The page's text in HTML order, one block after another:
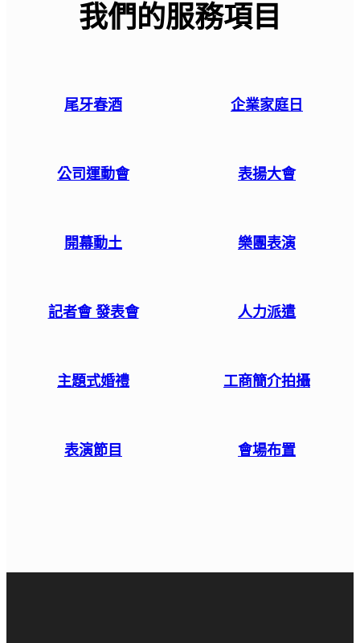
我們的服務項目
尾牙春酒 企業家庭日
公司運動會 表揚大會
開幕動土 樂團表演
記者會 發表會 人力派遣
主題式婚禮 工商簡介拍攝
表演節目 會場布置